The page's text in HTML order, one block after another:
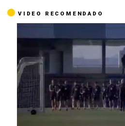
VIDEO RECOMENDADO